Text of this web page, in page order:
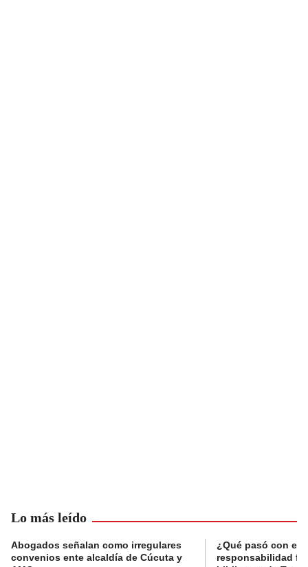
Lo más leído
Abogados señalan como irregulares
convenios ente alcaldía de Cúcuta y
¿Qué pasó con el
responsabilidad